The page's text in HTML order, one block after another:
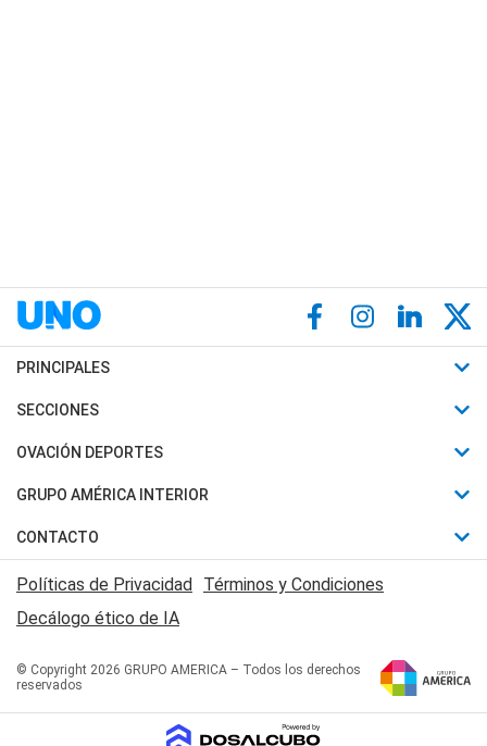
PRINCIPALES
Últimas Noticias
Política
Judiciales
Economia
SECCIONES
Horóscopo
Motores
Trucos caseros
Series y Películas
Edictos y Solicitadas
OVACIÓN DEPORTES
Fútbol
Mundial
Automovilismo
Rugby
Básquet
GRUPO AMÉRICA INTERIOR
Canal 7 en Vivo
San Juan 8
CONTACTO
Acerca de Nosotros
Contactanos
Políticas de Privacidad Términos y Condiciones
Decálogo ético de IA
© Copyright 2026 GRUPO AMERICA – Todos los derechos
reservados